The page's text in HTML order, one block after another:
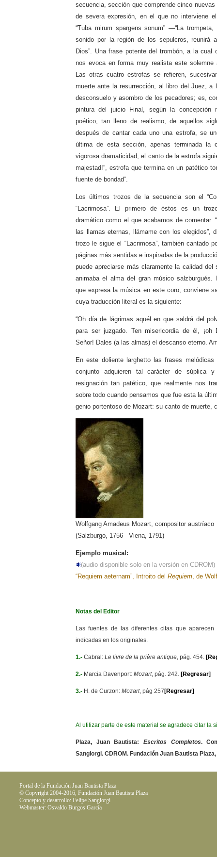
secuencia, sección que comprende cinco
de severa expresión, en el que no interviene
“Tuba mirum spargens sonum” —“La
sonido por la región de los sepulcros, reunirá
Dios”. Una frase potente del trombón, a la
nos evoca en forma muy realista este solemne
Las otras cuatro estrofas se refieren,
muerte ante la resurrección, al libro del Juez, a
desconsuelo y asombro de los pecadores; es,
pintura del juicio Final, según la
poético, tan lleno de realismo, de aquellos
después de cantar cada uno una estrofa, se
última de esta sección, apenas terminada la
vigorosa dramaticidad, el canto de la estrofa
majestad!”, estrofa que termina en un patético
fuente de bondad”.
Los últimos trozos de la secuencia son el
“Lacrimosa”. El primero de éstos es un
dramático como el que acabamos de comentar.
las llamas eternas, llámame con los elegidos”,
trozo le sigue el “Lacrimosa”, también cantado
páginas más sentidas e inspiradas de la
puede apreciarse más claramente la calidad del
animaba el alma del gran músico salzburgués.
que expresa la música en este coro, conviene
cuya traducción literal es la siguiente:
“Oh día de lágrimas aquél en que saldrá del
para ser juzgado. Ten misericordia de él, ¡oh
Señor! Dales (a las almas) el descanso eterno.
En este doliente larghetto las frases
conjunto adquieren tal carácter de
resignación tan patético, que realmente nos
sobre todo cuando pensamos que fue esta la
genio portentoso de Mozart: su canto de muerte,
Wolfgang Amadeus Mozart, compositor austríaco
(Salzburgo, 1756 - Viena, 1791)
Ejemplo musical:
(audio disponible solo en la versión en CDROM)
“Requiem aeternam”, Introito del Requiem, de
Notas del Editor
Las fuentes de las diferentes citas que
indicadas en los originales.
1.- Cabral: Le livre de la prière antique, pág. 454.
2.- Marcia Davenport: Mozart, pág. 242. [Regresar]
3.- H. de Curzon: Mozart, pág 257 [Regresar]
Al utilizar parte de este material se agradece citar la
Plaza, Juan Bautista: Escritos Completos.
Sangiorgi. CDROM. Fundación Juan Bautista
Portal de la Fundación Juan Bautista Plaza
© Copyright 2004-2016, Fundación Juan Bautista Plaza
Concepto y desarrollo: Felipe Sangiorgi
Webmaster: Osvaldo Burgos García